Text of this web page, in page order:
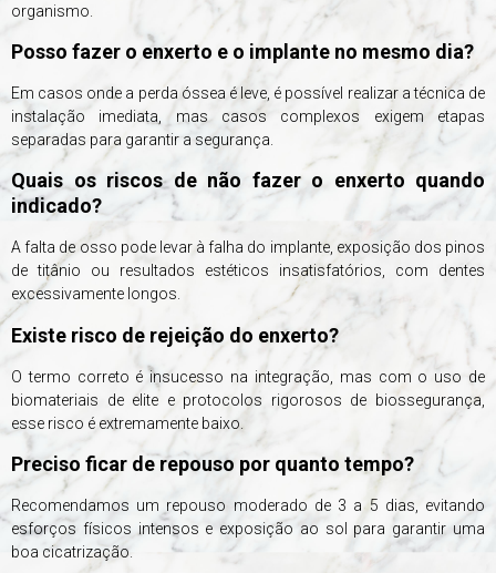
organismo.
Posso fazer o enxerto e o implante no mesmo dia?
Em casos onde a perda óssea é leve, é possível realizar a técnica de
instalação imediata, mas casos complexos exigem etapas
separadas para garantir a segurança.
Quais os riscos de não fazer o enxerto quando
indicado?
A falta de osso pode levar à falha do implante, exposição dos pinos
de titânio ou resultados estéticos insatisfatórios, com dentes
excessivamente longos.
Existe risco de rejeição do enxerto?
O termo correto é insucesso na integração, mas com o uso de
biomateriais de elite e protocolos rigorosos de biossegurança,
esse risco é extremamente baixo.
Preciso ficar de repouso por quanto tempo?
Recomendamos um repouso moderado de 3 a 5 dias, evitando
esforços físicos intensos e exposição ao sol para garantir uma
boa cicatrização.